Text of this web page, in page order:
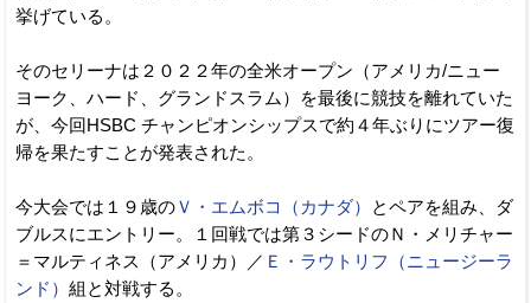
挙げている。
そのセリーナは２０２２年の全米オープン（アメリカ/ニュー
ヨーク、ハード、グランドスラム）を最後に競技を離れていた
が、今回HSBC チャンピオンシップスで約４年ぶりにツアー復
帰を果たすことが発表された。
今大会では１９歳のＶ・エムボコ（カナダ）
とペアを組み、ダ
ブルスにエントリー。１回戦では第３シードのＮ・メリチャー
＝マルティネス（アメリカ）／ Ｅ・ラウトリフ（ニュージーラ
ンド） 組と対戦する。